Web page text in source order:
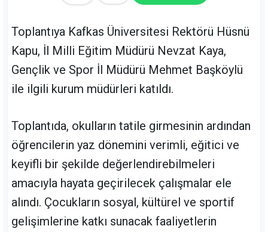
Toplantıya Kafkas Üniversitesi Rektörü Hüsnü
Kapu, İl Milli Eğitim Müdürü Nevzat Kaya,
Gençlik ve Spor İl Müdürü Mehmet Başköylü
ile ilgili kurum müdürleri katıldı.
Toplantıda, okulların tatile girmesinin ardından
öğrencilerin yaz dönemini verimli, eğitici ve
keyifli bir şekilde değerlendirebilmeleri
amacıyla hayata geçirilecek çalışmalar ele
alındı. Çocukların sosyal, kültürel ve sportif
gelişimlerine katkı sunacak faaliyetlerin